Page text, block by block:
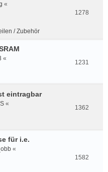
«
/ Zubehör
1278
«
1231
eintragbar
«
1362
für i.e.
«
1582